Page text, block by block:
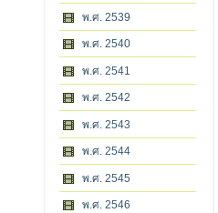
พ.ศ. 2539
พ.ศ. 2540
พ.ศ. 2541
พ.ศ. 2542
พ.ศ. 2543
พ.ศ. 2544
พ.ศ. 2545
พ.ศ. 2546